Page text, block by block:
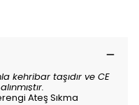
kehribar taşıdır ve CE
Ateş Sıkma